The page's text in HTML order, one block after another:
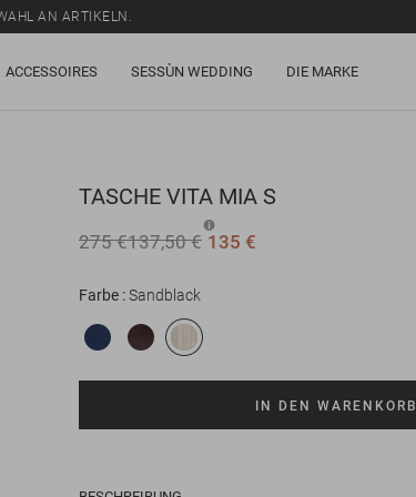
AN ARTIKELN.
ACCESSOIRES SESSÙN WEDDING DIE MARKE
TASCHE VITA MIA S
275 €137,50 € 135 €
Farbe Sandblack
IN DEN WARENKORB